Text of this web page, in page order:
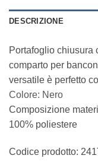
DESCRIZIONE
Portafoglio chiusura
comparto per
versatile è perfetto
Colore: Nero
Composizione
100% poliestere
Codice prodotto: